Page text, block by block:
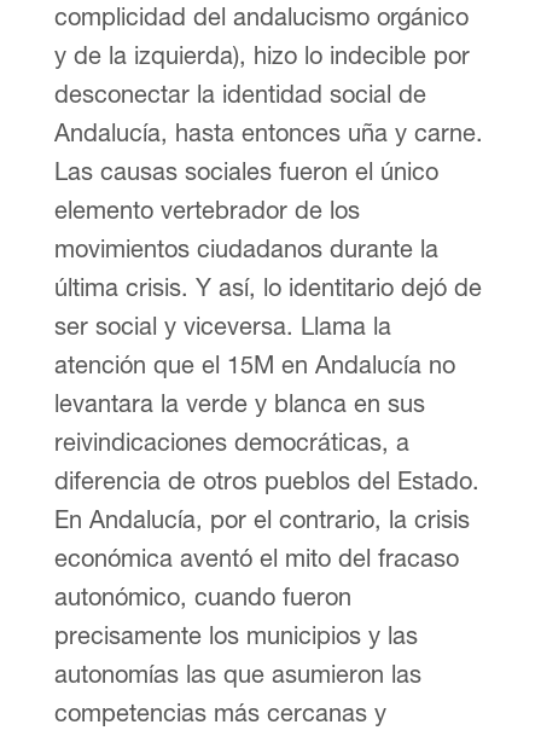
complicidad del andalucismo orgánico
y de la izquierda), hizo lo indecible por
desconectar la identidad social de
Andalucía, hasta entonces uña y carne.
Las causas sociales fueron el único
elemento vertebrador de los
movimientos ciudadanos durante la
última crisis. Y así, lo identitario dejó de
ser social y viceversa. Llama la
atención que el 15M en Andalucía no
levantara la verde y blanca en sus
reivindicaciones democráticas, a
diferencia de otros pueblos del Estado.
En Andalucía, por el contrario, la crisis
económica aventó el mito del fracaso
autonómico, cuando fueron
precisamente los municipios y las
autonomías las que asumieron las
competencias más cercanas y